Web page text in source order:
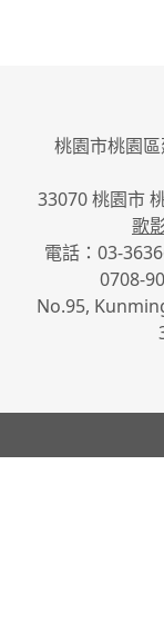
桃園市桃園
33070 桃園市
歌
電話：03-
0708-
No.95,